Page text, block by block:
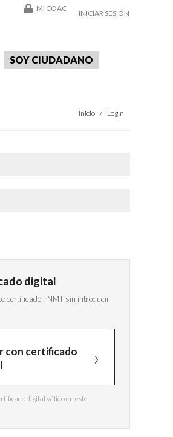
MI COAC
INICIAR SESIÓN
SOY CIUDADANO
Estás aquí:
Inicio Login
digital
certificado FNMT sin introducir
con certificado
digital válido en este